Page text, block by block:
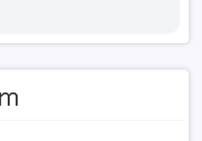
cỡ giấy, nhận định hướng văn
giấy nghiêng, điều chỉnh đường
các điểm tách biệt nhấn mạnh